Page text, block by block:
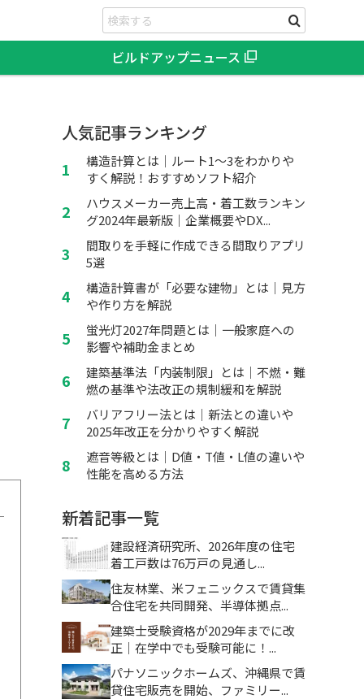
ビルドアップニュース
人気記事ランキング
構造計算とは｜ルート1～3をわかりや
すく解説！おすすめソフト紹介
ハウスメーカー売上高・着工数ランキン
グ2024年最新版｜企業概要やⅮX...
間取りを手軽に作成できる間取りアプリ
5選
構造計算書が「必要な建物」とは｜見方
や作り方を解説
蛍光灯2027年問題とは｜一般家庭への
影響や補助金まとめ
建築基準法「内装制限」とは｜不燃・難
燃の基準や法改正の規制緩和を解説
バリアフリー法とは｜新法との違いや
2025年改正を分かりやすく解説
遮音等級とは｜D値・T値・L値の違いや
性能を高める方法
新着記事一覧
建設経済研究所、2026年度の住宅
着工戸数は76万戸の見通し...
住友林業、米フェニックスで賃貸集
合住宅を共同開発、半導体拠点...
建築士受験資格が2029年までに改
正｜在学中でも受験可能に！...
パナソニックホームズ、沖縄県で賃
貸住宅販売を開始、ファミリー...